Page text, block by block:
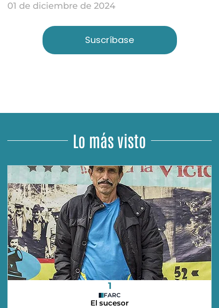
01 de diciembre de 2024
Suscríbase
Lo más visto
1
FARC
El sucesor